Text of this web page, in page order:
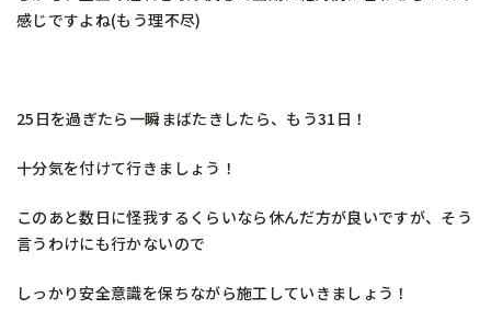
感じですよね(もう理不尽)
25日を過ぎたら一瞬まばたきしたら、もう31日！
十分気を付けて行きましょう！
このあと数日に怪我するくらいなら休んだ方が良いですが、そう
言うわけにも行かないので
しっかり安全意識を保ちながら施工していきましょう！